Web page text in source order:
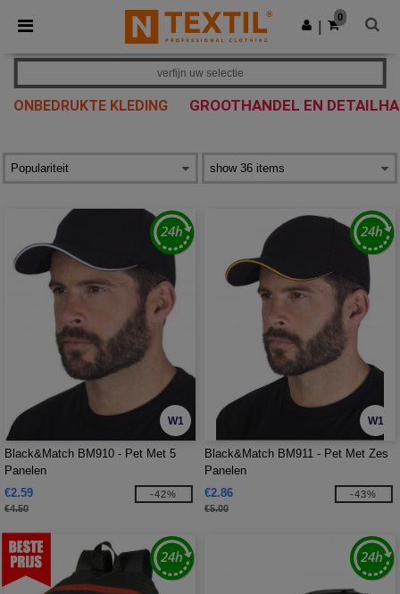
× Ntextil-app
Betere prijzen in de app!
Download app
0
ONBEDRUKTE KLEDING GROOTHANDEL EN
verfijn uw selectie
W1
Black&Match BM910 - Pet Met 5
Panelen
€2.59
€4.50
-42%
W1
Black&Match BM911 - Pet Met Zes
Panelen
€2.86
€5.00
-43%